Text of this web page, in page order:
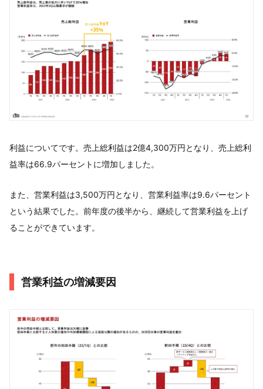
利益についてです。売上総利益は2億4,300万円となり、売上総利
益率は66.9パーセントに増加しました。
また、営業利益は3,500万円となり、営業利益率は9.6パーセント
という結果でした。前年度の後半から、継続して営業利益を上げ
ることができています。
営業利益の増減要因